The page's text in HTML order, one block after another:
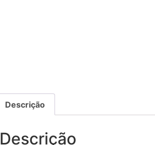
Descrição
Descrição